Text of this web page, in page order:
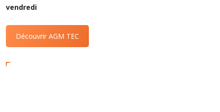
vendredi
Découvrir AGM TEC